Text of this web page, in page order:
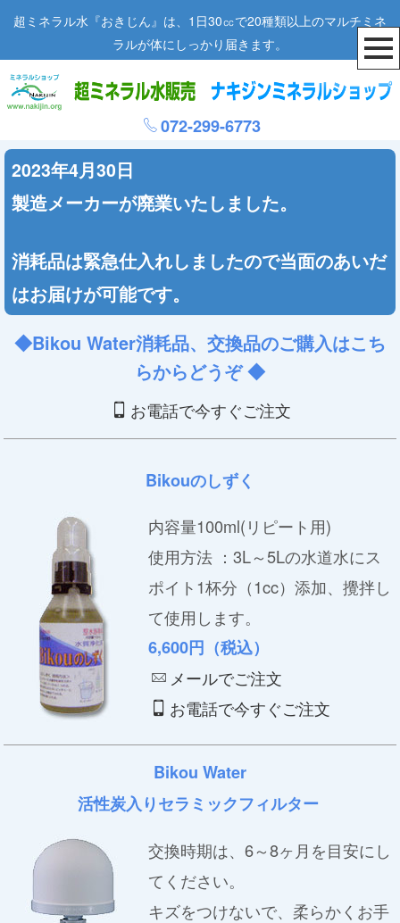
超ミネラル水『おきじん』は、1日30㏄で20種類以上のマルチミネ
ラルが体にしっかり届きます。
072-299-6773
2023年4月30日
製造メーカーが廃業いたしました。
消耗品は緊急仕入れしましたので当面のあいだ
はお届けが可能です。
◆Bikou Water消耗品、交換品のご購入はこち
らからどうぞ ◆
お電話で今すぐご注文
Bikouのしずく
内容量100ml(リピート用)
使用方法 ：3L～5Lの水道水にス
ポイト1杯分（1cc）添加、攪拌し
て使用します。
6,600円（税込）
メールでご注文
お電話で今すぐご注文
Bikou Water
活性炭入りセラミックフィルター
交換時期は、6～8ヶ月を目安にし
てください。
キズをつけないで、柔らかくお手